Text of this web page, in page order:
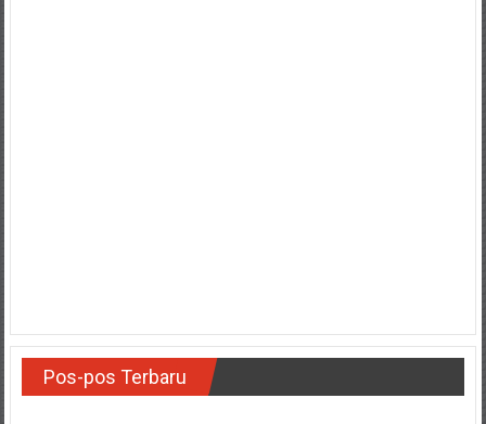
Pos-pos Terbaru